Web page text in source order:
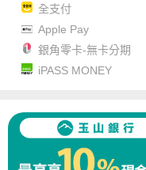
全支付
Apple Pay
銀角零卡-無卡分期
iPASS MONEY